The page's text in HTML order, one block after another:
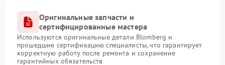
Оригинальные запчасти и
сертифицированные мастера
Используются оригинальные детали Blomberg и
прошедшие сертификацию специалисты, что гарантирует
корректную работу после ремонта и сохранение
гарантийных обязательств